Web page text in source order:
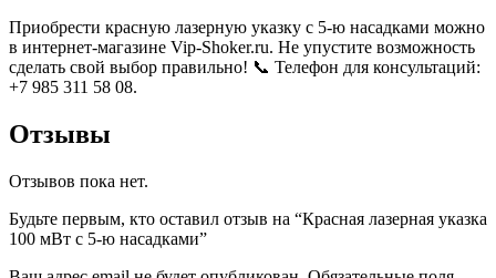
Приобрести красную лазерную указку с 5-ю насадками можно
в интернет-магазине Vip-Shoker.ru. Не упустите возможность
сделать свой выбор правильно! 📞 Телефон для консультаций:
+7 985 311 58 08.
Отзывы
Отзывов пока нет.
Будьте первым, кто оставил отзыв на “Красная лазерная указка
100 мВт с 5-ю насадками”